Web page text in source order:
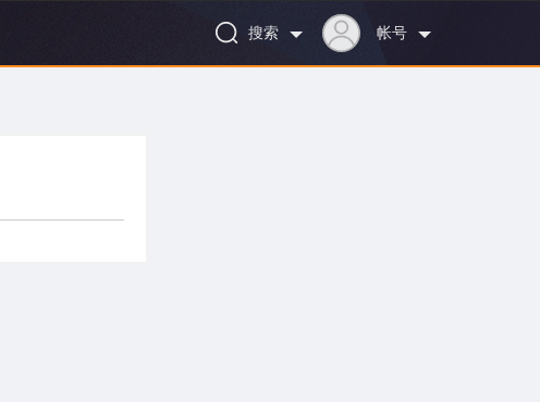
帐号
搜索